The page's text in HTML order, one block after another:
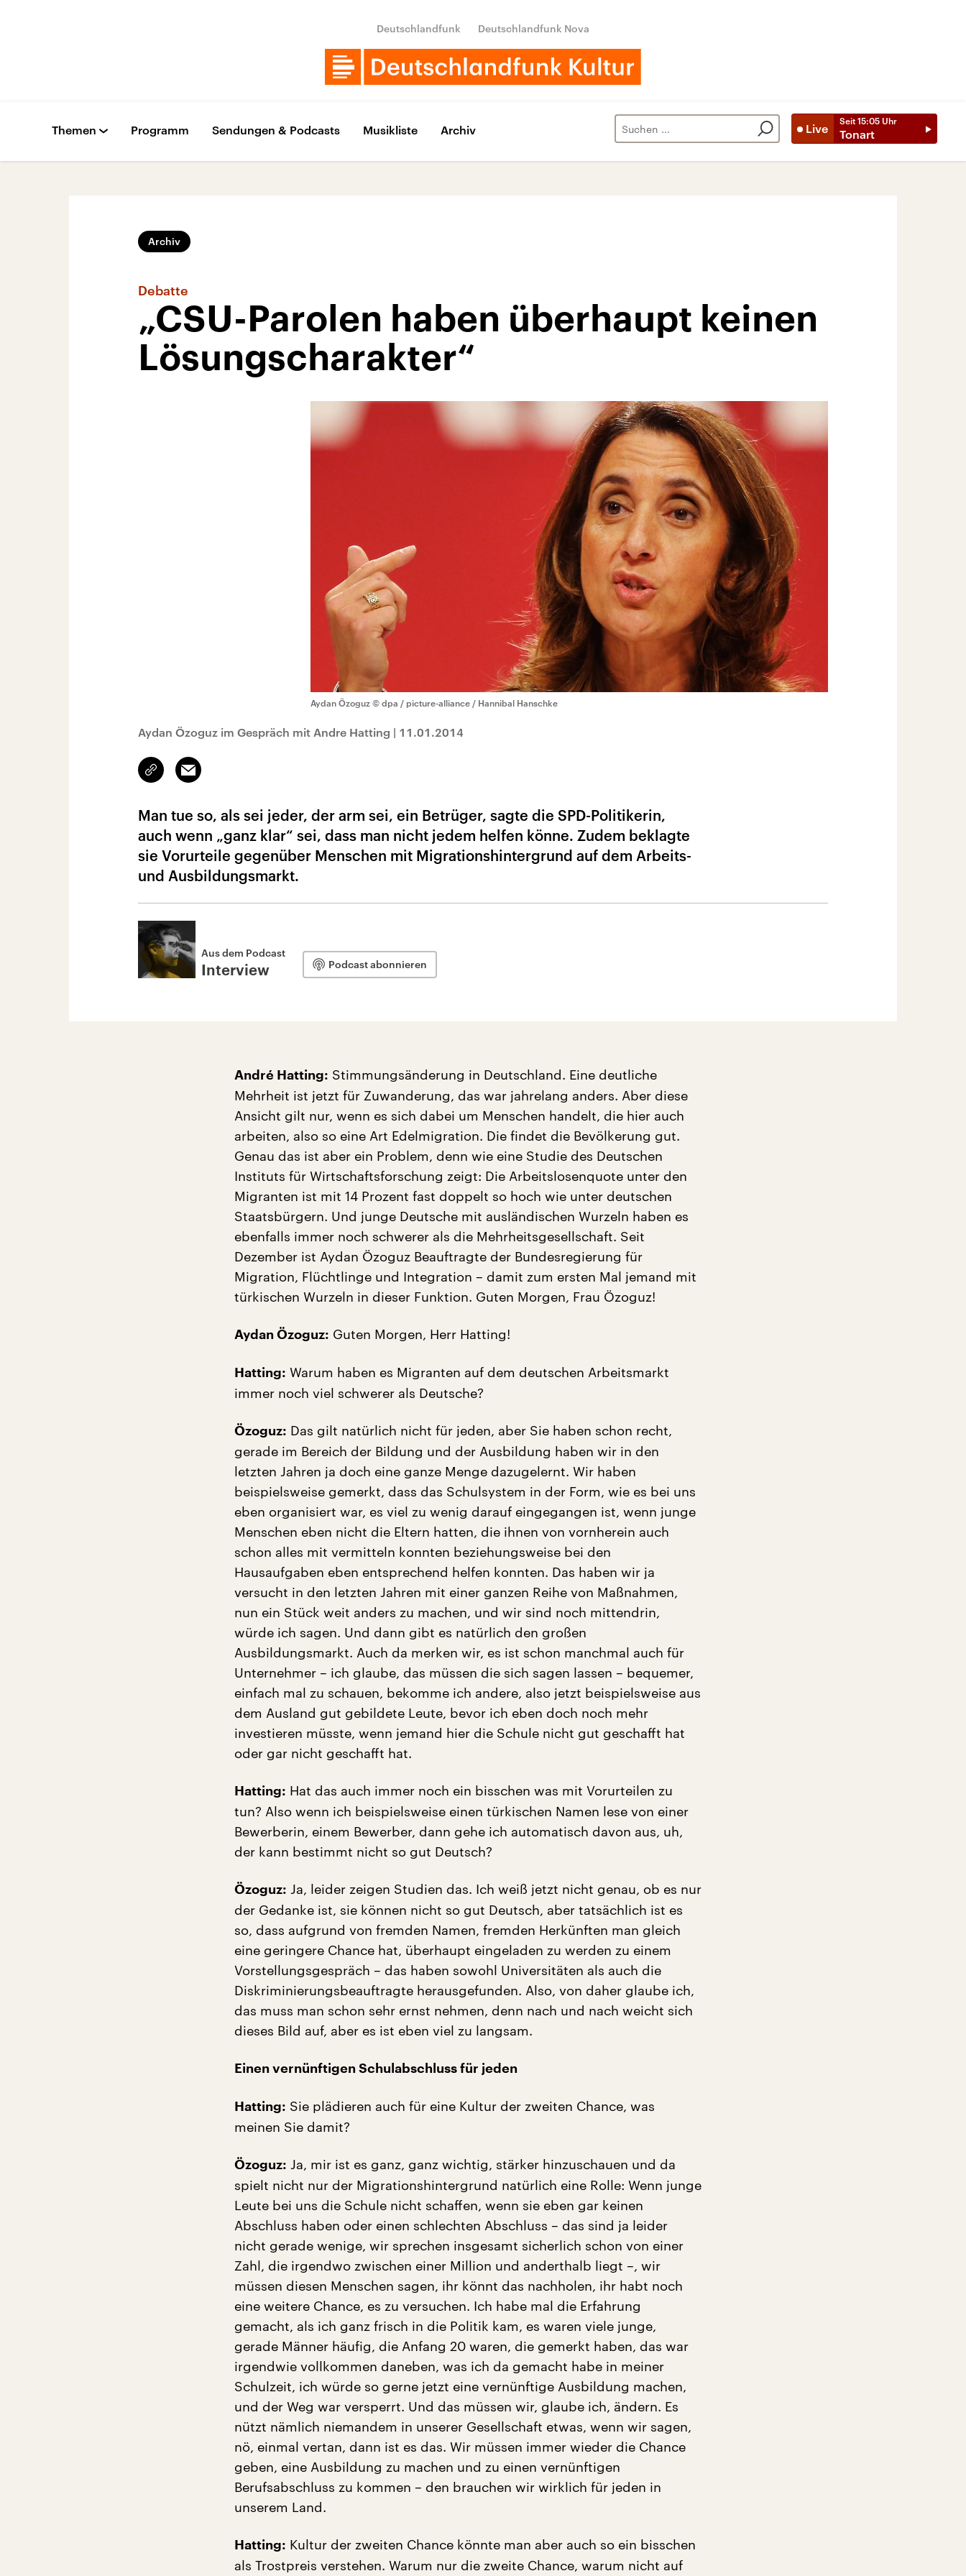
Deutschlandfunk Deutschlandfunk Nova
Live
Seit 15:05 Uhr
Tonart
Themen Programm Sendungen & Podcasts Musikliste Archiv
Archiv
Debatte
„CSU-Parolen haben überhaupt keinen
Lösungscharakter“
Aydan Özoguz © dpa / picture-alliance / Hannibal Hanschke
Aydan Özoguz im Gespräch mit Andre Hatting | 11.01.2014
Link
kopieren/teilen
Email
Man tue so, als sei jeder, der arm sei, ein Betrüger, sagte die SPD-Politikerin,
auch wenn „ganz klar“ sei, dass man nicht jedem helfen könne. Zudem beklagte
sie Vorurteile gegenüber Menschen mit Migrationshintergrund auf dem Arbeits-
und Ausbildungsmarkt.
Aus dem Podcast
Interview Podcast abonnieren
André Hatting: Stimmungsänderung in Deutschland. Eine deutliche
Mehrheit ist jetzt für Zuwanderung, das war jahrelang anders. Aber diese
Ansicht gilt nur, wenn es sich dabei um Menschen handelt, die hier auch
arbeiten, also so eine Art Edelmigration. Die findet die Bevölkerung gut.
Genau das ist aber ein Problem, denn wie eine Studie des Deutschen
Instituts für Wirtschaftsforschung zeigt: Die Arbeitslosenquote unter den
Migranten ist mit 14 Prozent fast doppelt so hoch wie unter deutschen
Staatsbürgern. Und junge Deutsche mit ausländischen Wurzeln haben es
ebenfalls immer noch schwerer als die Mehrheitsgesellschaft. Seit
Dezember ist Aydan Özoguz Beauftragte der Bundesregierung für
Migration, Flüchtlinge und Integration – damit zum ersten Mal jemand mit
türkischen Wurzeln in dieser Funktion. Guten Morgen, Frau Özoguz!
Aydan Özoguz: Guten Morgen, Herr Hatting!
Hatting: Warum haben es Migranten auf dem deutschen Arbeitsmarkt
immer noch viel schwerer als Deutsche?
Özoguz: Das gilt natürlich nicht für jeden, aber Sie haben schon recht,
gerade im Bereich der Bildung und der Ausbildung haben wir in den
letzten Jahren ja doch eine ganze Menge dazugelernt. Wir haben
beispielsweise gemerkt, dass das Schulsystem in der Form, wie es bei uns
eben organisiert war, es viel zu wenig darauf eingegangen ist, wenn junge
Menschen eben nicht die Eltern hatten, die ihnen von vornherein auch
schon alles mit vermitteln konnten beziehungsweise bei den
Hausaufgaben eben entsprechend helfen konnten. Das haben wir ja
versucht in den letzten Jahren mit einer ganzen Reihe von Maßnahmen,
nun ein Stück weit anders zu machen, und wir sind noch mittendrin,
würde ich sagen. Und dann gibt es natürlich den großen
Ausbildungsmarkt. Auch da merken wir, es ist schon manchmal auch für
Unternehmer – ich glaube, das müssen die sich sagen lassen – bequemer,
einfach mal zu schauen, bekomme ich andere, also jetzt beispielsweise aus
dem Ausland gut gebildete Leute, bevor ich eben doch noch mehr
investieren müsste, wenn jemand hier die Schule nicht gut geschafft hat
oder gar nicht geschafft hat.
Hatting: Hat das auch immer noch ein bisschen was mit Vorurteilen zu
tun? Also wenn ich beispielsweise einen türkischen Namen lese von einer
Bewerberin, einem Bewerber, dann gehe ich automatisch davon aus, uh,
der kann bestimmt nicht so gut Deutsch?
Özoguz: Ja, leider zeigen Studien das. Ich weiß jetzt nicht genau, ob es nur
der Gedanke ist, sie können nicht so gut Deutsch, aber tatsächlich ist es
so, dass aufgrund von fremden Namen, fremden Herkünften man gleich
eine geringere Chance hat, überhaupt eingeladen zu werden zu einem
Vorstellungsgespräch – das haben sowohl Universitäten als auch die
Diskriminierungsbeauftragte herausgefunden. Also, von daher glaube ich,
das muss man schon sehr ernst nehmen, denn nach und nach weicht sich
dieses Bild auf, aber es ist eben viel zu langsam.
Einen vernünftigen Schulabschluss für jeden
Hatting: Sie plädieren auch für eine Kultur der zweiten Chance, was
meinen Sie damit?
Özoguz: Ja, mir ist es ganz, ganz wichtig, stärker hinzuschauen und da
spielt nicht nur der Migrationshintergrund natürlich eine Rolle: Wenn junge
Leute bei uns die Schule nicht schaffen, wenn sie eben gar keinen
Abschluss haben oder einen schlechten Abschluss – das sind ja leider
nicht gerade wenige, wir sprechen insgesamt sicherlich schon von einer
Zahl, die irgendwo zwischen einer Million und anderthalb liegt –, wir
müssen diesen Menschen sagen, ihr könnt das nachholen, ihr habt noch
eine weitere Chance, es zu versuchen. Ich habe mal die Erfahrung
gemacht, als ich ganz frisch in die Politik kam, es waren viele junge,
gerade Männer häufig, die Anfang 20 waren, die gemerkt haben, das war
irgendwie vollkommen daneben, was ich da gemacht habe in meiner
Schulzeit, ich würde so gerne jetzt eine vernünftige Ausbildung machen,
und der Weg war versperrt. Und das müssen wir, glaube ich, ändern. Es
nützt nämlich niemandem in unserer Gesellschaft etwas, wenn wir sagen,
nö, einmal vertan, dann ist es das. Wir müssen immer wieder die Chance
geben, eine Ausbildung zu machen und zu einen vernünftigen
Berufsabschluss zu kommen – den brauchen wir wirklich für jeden in
unserem Land.
Hatting: Kultur der zweiten Chance könnte man aber auch so ein bisschen
als Trostpreis verstehen. Warum nur die zweite Chance, warum nicht auf